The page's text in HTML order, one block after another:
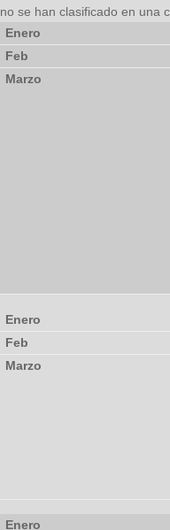
no se han clasificado en una